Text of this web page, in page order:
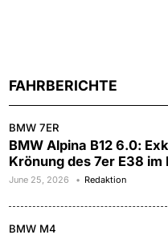
FAHRBERICHTE
BMW 7ER
BMW Alpina B12 6.0:
Krönung des 7er E38
June 25, 2026 Redaktion
BMW M4